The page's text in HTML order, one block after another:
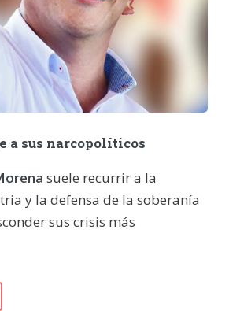
a sus narcopolíticos
suele recurrir a la
y la defensa de la soberanía
sus crisis más